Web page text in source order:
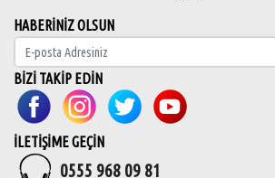
HABERİNİZ OLSUN
BİZİ TAKİP EDİN
İLETİŞİME GEÇİN
0555 968 09 81